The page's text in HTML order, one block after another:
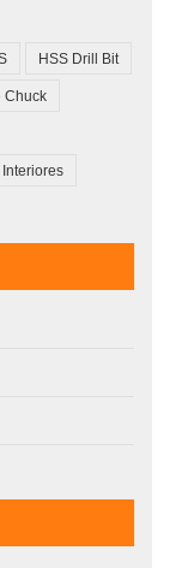
HSS Drill Bit
Chuck
Interiores